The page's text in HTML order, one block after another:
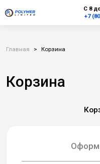
С 8
+7
Главная > Корзина
Корзина